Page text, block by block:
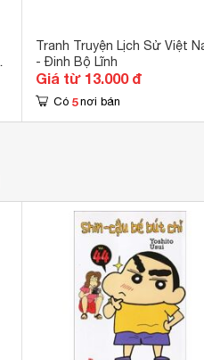
Tranh Truyện Lịch Sử Việt
- Đinh Bộ Lĩnh
Giá từ 13.000 đ
Có 5 nơi bán